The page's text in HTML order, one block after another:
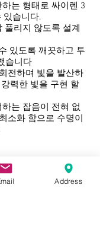
는 형태로 싸이렌 3
있습니다.
리지 않도록 설계
있도록 깨끗하고 투
습니다
전하며 빛을 발산하
력한 빛을 구현 할
는 잡음이 전혀 없
소화 함으로 수명이
Address